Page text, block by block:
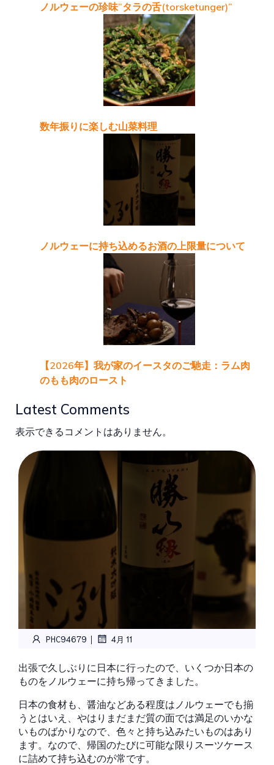
ノルウェーの珍味”タラの舌(torsketunger)”
数年振りに楽しむ山菜料理
ノルウェーに持ち込めるお酒の上限量について
【2026年】我が家のイースタのご馳走：ラム肉
のもも肉のロースト
Latest Comments
表示できるコメントはありません。
PHC94679 | 4月 11
出張で久しぶりに日本に行ったので、いくつか日本の
ものをノルウェーに持ち帰ってきました。
日本の食材も、醤油などある程度はノルウェーでも揃
うとはいえ、やはりまだまだ質の面では満足のいかな
いものばかりなので、色々と持ち込みたいものはあり
ます。なので、帰国のたびに可能な限りスーツケース
に詰めて持ち込むのが常です。